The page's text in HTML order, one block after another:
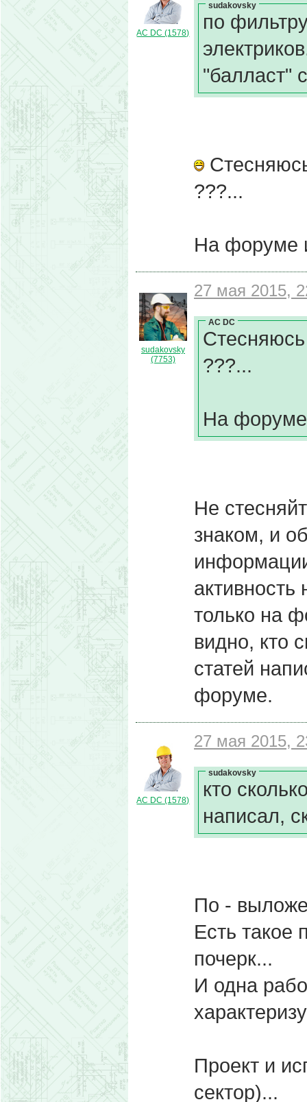
AC DC (1578)
sudakovsky
по
"балласт"
???...
На форуме
sudakovsky
(7753)
27 мая 2015,
AC DC
Стесняюсь
???...
На форуме
Не
знаком, и
только на
видно, кто
статей
форуме.
AC DC (1578)
27 мая 2015,
sudakovsky
кто
написал,
По -
Есть такое
почерк...
И одна
Проект и
сектор)...